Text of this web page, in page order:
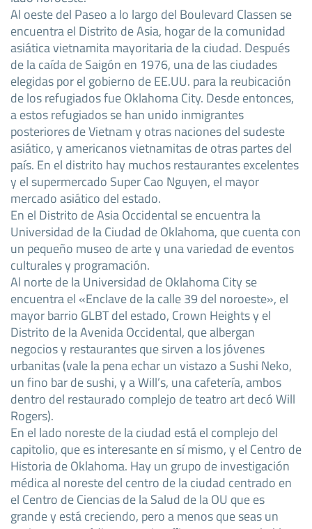
Al oeste del Paseo a lo largo del Boulevard Classen se
encuentra el Distrito de Asia, hogar de la comunidad
asiática vietnamita mayoritaria de la ciudad. Después
de la caída de Saigón en 1976, una de las ciudades
elegidas por el gobierno de EE.UU. para la reubicación
de los refugiados fue Oklahoma City. Desde entonces,
a estos refugiados se han unido inmigrantes
posteriores de Vietnam y otras naciones del sudeste
asiático, y americanos vietnamitas de otras partes del
país. En el distrito hay muchos restaurantes excelentes
y el supermercado Super Cao Nguyen, el mayor
mercado asiático del estado.
En el Distrito de Asia Occidental se encuentra la
Universidad de la Ciudad de Oklahoma, que cuenta con
un pequeño museo de arte y una variedad de eventos
culturales y programación.
Al norte de la Universidad de Oklahoma City se
encuentra el «Enclave de la calle 39 del noroeste», el
mayor barrio GLBT del estado, Crown Heights y el
Distrito de la Avenida Occidental, que albergan
negocios y restaurantes que sirven a los jóvenes
urbanitas (vale la pena echar un vistazo a Sushi Neko,
un fino bar de sushi, y a Will’s, una cafetería, ambos
dentro del restaurado complejo de teatro art decó Will
Rogers).
En el lado noreste de la ciudad está el complejo del
capitolio, que es interesante en sí mismo, y el Centro de
Historia de Oklahoma. Hay un grupo de investigación
médica al noreste del centro de la ciudad centrado en
el Centro de Ciencias de la Salud de la OU que es
grande y está creciendo, pero a menos que seas un